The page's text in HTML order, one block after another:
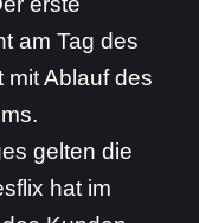
am Tag des
Ablauf des
gelten die
hat im